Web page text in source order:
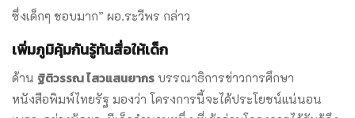
ซึ่งเด็กๆ ชอบมาก” ผอ.ระวีพร กล่าว
เพิ่มภูมิคุ้มกันรู้ทันสื่อให้เด็ก
ด้าน ฐิติวรรณ ไสวแสนยากร บรรณาธิการข่าวการศึกษา
หนังสือพิมพ์ไทยรัฐ มองว่า โครงการนี้จะได้ประโยชน์แน่นอน